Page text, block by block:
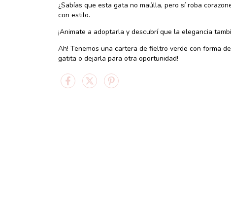
¿Sabías que esta gata no maúlla, pero sí roba
con estilo.
¡Animate a adoptarla y descubrí que la elegancia
Ah! Tenemos una cartera de fieltro verde con forma
gatita o dejarla para otra oportunidad!